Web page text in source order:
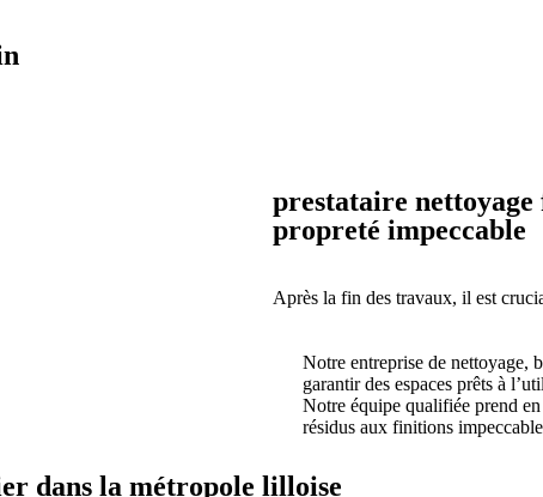
prestataire
propreté impeccable
Après la fin des travaux, il est
Notre entreprise de nettoyage,
garantir des espaces prêts à
Notre équipe qualifiée prend
résidus aux finitions
dans la métropole lilloise